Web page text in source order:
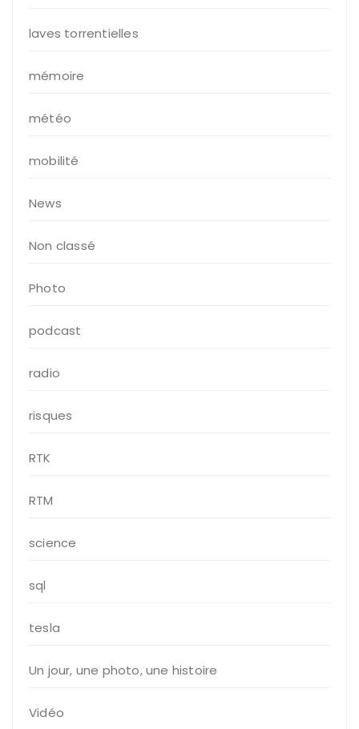
laves torrentielles
mémoire
météo
mobilité
News
Non classé
Photo
podcast
radio
risques
RTK
RTM
science
sql
tesla
Un jour, une photo, une histoire
Vidéo